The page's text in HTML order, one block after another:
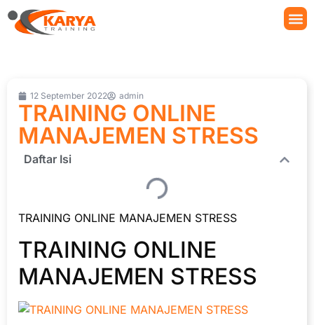
12 September 2022 admin
TRAINING ONLINE
MANAJEMEN STRESS
Daftar Isi
TRAINING ONLINE MANAJEMEN STRESS
TRAINING ONLINE
MANAJEMEN STRESS